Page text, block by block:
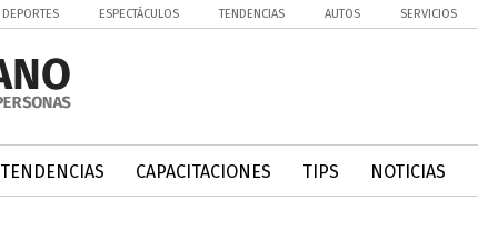
DEPORTES ESPECTÁCULOS TENDENCIAS AUTOS SERVICIOS
TENDENCIAS CAPACITACIONES TIPS NOTICIAS